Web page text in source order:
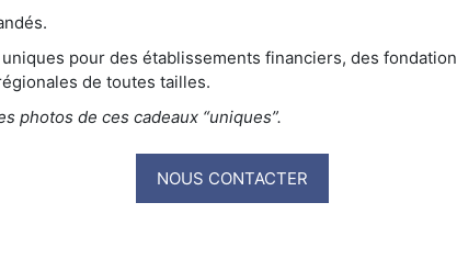
pour des établissements financiers, des
de toutes tailles.
photos de ces cadeaux “uniques”.
NOUS CONTACTER